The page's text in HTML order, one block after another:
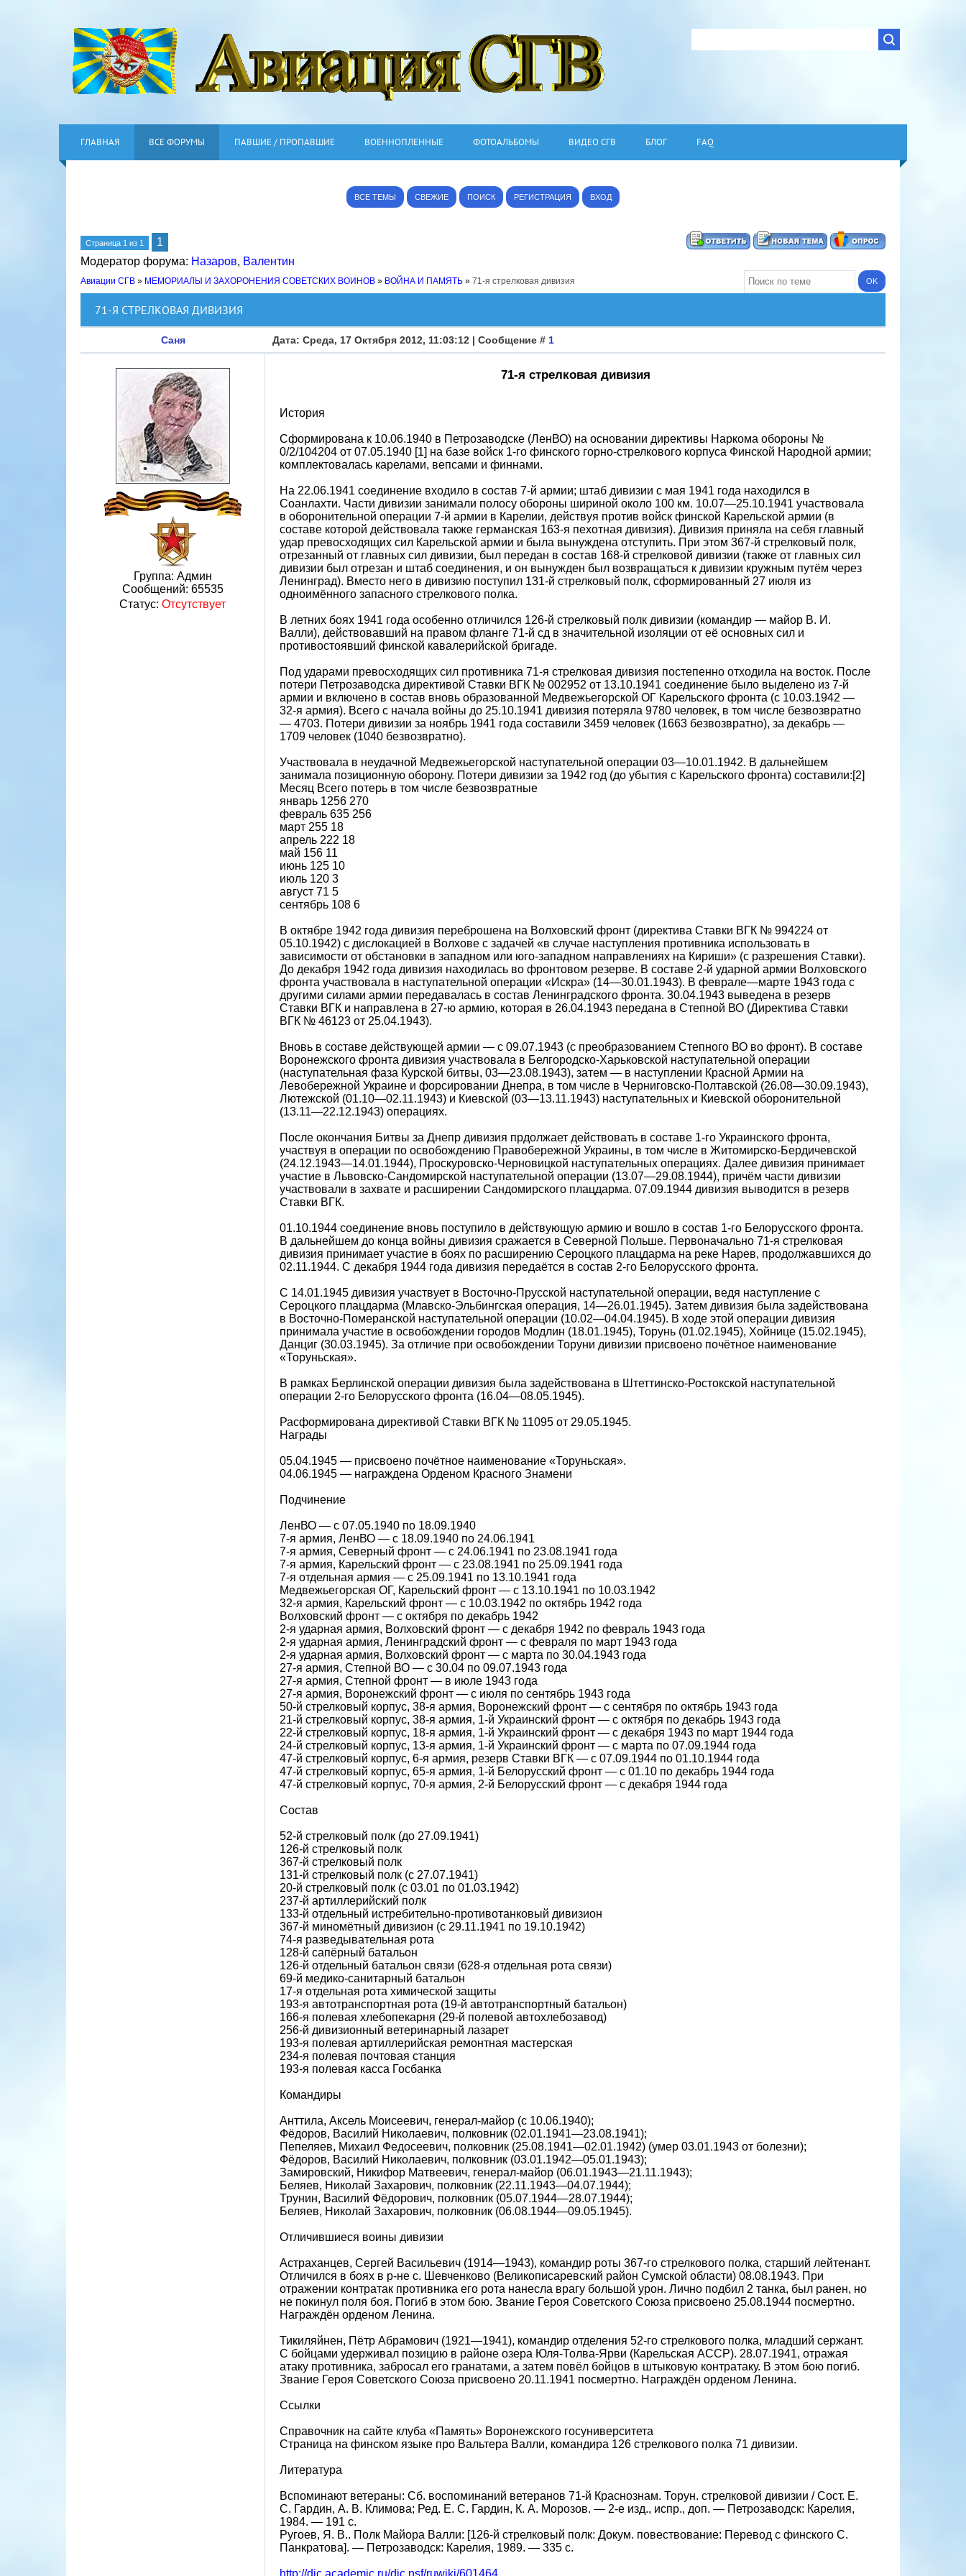
ГЛАВНАЯ ВСЕ ФОРУМЫ ПАВШИЕ / ПРОПАВШИЕ ВОЕННОПЛЕННЫЕ ФОТОАЛЬБОМЫ ВИДЕО СГВ БЛОГ FAQ
ВСЕ ТЕМЫ СВЕЖИЕ ПОИСК РЕГИСТРАЦИЯ ВХОД
Страница 1 из 1
1
Модератор форума: Назаров, Валентин
Авиации СГВ » МЕМОРИАЛЫ И ЗАХОРОНЕНИЯ СОВЕТСКИХ ВОИНОВ » ВОЙНА И ПАМЯТЬ » 71-я стрелковая дивизия
71-Я СТРЕЛКОВАЯ ДИВИЗИЯ
Саня Дата: Среда, 17 Октября 2012, 11:03:12 | Сообщение # 1
Группа: Админ
Сообщений: 65535
Статус: Отсутствует
71-я стрелковая дивизия
История
Сформирована к 10.06.1940 в Петрозаводске (ЛенВО) на основании директивы Наркома обороны №
0/2/104204 от 07.05.1940 [1] на базе войск 1-го финского горно-стрелкового корпуса Финской Народной армии;
комплектовалась карелами, вепсами и финнами.
На 22.06.1941 соединение входило в состав 7-й армии; штаб дивизии с мая 1941 года находился в
Соанлахти. Части дивизии занимали полосу обороны шириной около 100 км. 10.07—25.10.1941 участвовала
в оборонительной операции 7-й армии в Карелии, действуя против войск финской Карельской армии (в
составе которой действовала также германская 163-я пехотная дивизия). Дивизия приняла на себя главный
удар превосходящих сил Карельской армии и была вынуждена отступить. При этом 367-й стрелковый полк,
отрезанный от главных сил дивизии, был передан в состав 168-й стрелковой дивизии (также от главных сил
дивизии был отрезан и штаб соединения, и он вынужден был возвращаться к дивизии кружным путём через
Ленинград). Вместо него в дивизию поступил 131-й стрелковый полк, сформированный 27 июля из
одноимённого запасного стрелкового полка.
В летних боях 1941 года особенно отличился 126-й стрелковый полк дивизии (командир — майор В. И.
Валли), действовавший на правом фланге 71-й сд в значительной изоляции от её основных сил и
противостоявший финской кавалерийской бригаде.
Под ударами превосходящих сил противника 71-я стрелковая дивизия постепенно отходила на восток. После
потери Петрозаводска директивой Ставки ВГК № 002952 от 13.10.1941 соединение было выделено из 7-й
армии и включено в состав вновь образованной Медвежьегорской ОГ Карельского фронта (с 10.03.1942 —
32-я армия). Всего с начала войны до 25.10.1941 дивизия потеряла 9780 человек, в том числе безвозвратно
— 4703. Потери дивизии за ноябрь 1941 года составили 3459 человек (1663 безвозвратно), за декабрь —
1709 человек (1040 безвозвратно).
Участвовала в неудачной Медвежьегорской наступательной операции 03—10.01.1942. В дальнейшем
занимала позиционную оборону. Потери дивизии за 1942 год (до убытия с Карельского фронта) составили:[2]
Месяц Всего потерь в том числе безвозвратные
январь 1256 270
февраль 635 256
март 255 18
апрель 222 18
май 156 11
июнь 125 10
июль 120 3
август 71 5
сентябрь 108 6
В октябре 1942 года дивизия переброшена на Волховский фронт (директива Ставки ВГК № 994224 от
05.10.1942) с дислокацией в Волхове с задачей «в случае наступления противника использовать в
зависимости от обстановки в западном или юго-западном направлениях на Кириши» (с разрешения Ставки).
До декабря 1942 года дивизия находилась во фронтовом резерве. В составе 2-й ударной армии Волховского
фронта участвовала в наступательной операции «Искра» (14—30.01.1943). В феврале—марте 1943 года с
другими силами армии передавалась в состав Ленинградского фронта. 30.04.1943 выведена в резерв
Ставки ВГК и направлена в 27-ю армию, которая в 26.04.1943 передана в Степной ВО (Директива Ставки
ВГК № 46123 от 25.04.1943).
Вновь в составе действующей армии — с 09.07.1943 (с преобразованием Степного ВО во фронт). В составе
Воронежского фронта дивизия участвовала в Белгородско-Харьковской наступательной операции
(наступательная фаза Курской битвы, 03—23.08.1943), затем — в наступлении Красной Армии на
Левобережной Украине и форсировании Днепра, в том числе в Черниговско-Полтавской (26.08—30.09.1943),
Лютежской (01.10—02.11.1943) и Киевской (03—13.11.1943) наступательных и Киевской оборонительной
(13.11—22.12.1943) операциях.
После окончания Битвы за Днепр дивизия прдолжает действовать в составе 1-го Украинского фронта,
участвуя в операции по освобождению Правобережной Украины, в том числе в Житомирско-Бердичевской
(24.12.1943—14.01.1944), Проскуровско-Черновицкой наступательных операциях. Далее дивизия принимает
участие в Львовско-Сандомирской наступательной операции (13.07—29.08.1944), причём части дивизии
участвовали в захвате и расширении Сандомирского плацдарма. 07.09.1944 дивизия выводится в резерв
Ставки ВГК.
01.10.1944 соединение вновь поступило в действующую армию и вошло в состав 1-го Белорусского фронта.
В дальнейшем до конца войны дивизия сражается в Северной Польше. Первоначально 71-я стрелковая
дивизия принимает участие в боях по расширению Сероцкого плацдарма на реке Нарев, продолжавшихся до
02.11.1944. С декабря 1944 года дивизия передаётся в состав 2-го Белорусского фронта.
С 14.01.1945 дивизия участвует в Восточно-Прусской наступательной операции, ведя наступление с
Сероцкого плацдарма (Млавско-Эльбингская операция, 14—26.01.1945). Затем дивизия была задействована
в Восточно-Померанской наступательной операции (10.02—04.04.1945). В ходе этой операции дивизия
принимала участие в освобождении городов Модлин (18.01.1945), Торунь (01.02.1945), Хойнице (15.02.1945),
Данциг (30.03.1945). За отличие при освобождении Торуни дивизии присвоено почётное наименование
«Торуньская».
В рамках Берлинской операции дивизия была задействована в Штеттинско-Ростокской наступательной
операции 2-го Белорусского фронта (16.04—08.05.1945).
Расформирована директивой Ставки ВГК № 11095 от 29.05.1945.
Награды
05.04.1945 — присвоено почётное наименование «Торуньская».
04.06.1945 — награждена Орденом Красного Знамени
Подчинение
ЛенВО — с 07.05.1940 по 18.09.1940
7-я армия, ЛенВО — с 18.09.1940 по 24.06.1941
7-я армия, Северный фронт — с 24.06.1941 по 23.08.1941 года
7-я армия, Карельский фронт — с 23.08.1941 по 25.09.1941 года
7-я отдельная армия — с 25.09.1941 по 13.10.1941 года
Медвежьегорская ОГ, Карельский фронт — с 13.10.1941 по 10.03.1942
32-я армия, Карельский фронт — с 10.03.1942 по октябрь 1942 года
Волховский фронт — с октября по декабрь 1942
2-я ударная армия, Волховский фронт — с декабря 1942 по февраль 1943 года
2-я ударная армия, Ленинградский фронт — с февраля по март 1943 года
2-я ударная армия, Волховский фронт — с марта по 30.04.1943 года
27-я армия, Степной ВО — с 30.04 по 09.07.1943 года
27-я армия, Степной фронт — в июле 1943 года
27-я армия, Воронежский фронт — с июля по сентябрь 1943 года
50-й стрелковый корпус, 38-я армия, Воронежский фронт — с сентября по октябрь 1943 года
21-й стрелковый корпус, 38-я армия, 1-й Украинский фронт — с октября по декабрь 1943 года
22-й стрелковый корпус, 18-я армия, 1-й Украинский фронт — с декабря 1943 по март 1944 года
24-й стрелковый корпус, 13-я армия, 1-й Украинский фронт — с марта по 07.09.1944 года
47-й стрелковый корпус, 6-я армия, резерв Ставки ВГК — с 07.09.1944 по 01.10.1944 года
47-й стрелковый корпус, 65-я армия, 1-й Белорусский фронт — с 01.10 по декабрь 1944 года
47-й стрелковый корпус, 70-я армия, 2-й Белорусский фронт — с декабря 1944 года
Состав
52-й стрелковый полк (до 27.09.1941)
126-й стрелковый полк
367-й стрелковый полк
131-й стрелковый полк (с 27.07.1941)
20-й стрелковый полк (с 03.01 по 01.03.1942)
237-й артиллерийский полк
133-й отдельный истребительно-противотанковый дивизион
367-й миномётный дивизион (с 29.11.1941 по 19.10.1942)
74-я разведывательная рота
128-й сапёрный батальон
126-й отдельный батальон связи (628-я отдельная рота связи)
69-й медико-санитарный батальон
17-я отдельная рота химической защиты
193-я автотранспортная рота (19-й автотранспортный батальон)
166-я полевая хлебопекарня (29-й полевой автохлебозавод)
256-й дивизионный ветеринарный лазарет
193-я полевая артиллерийская ремонтная мастерская
234-я полевая почтовая станция
193-я полевая касса Госбанка
Командиры
Анттила, Аксель Моисеевич, генерал-майор (с 10.06.1940);
Фёдоров, Василий Николаевич, полковник (02.01.1941—23.08.1941);
Пепеляев, Михаил Федосеевич, полковник (25.08.1941—02.01.1942) (умер 03.01.1943 от болезни);
Фёдоров, Василий Николаевич, полковник (03.01.1942—05.01.1943);
Замировский, Никифор Матвеевич, генерал-майор (06.01.1943—21.11.1943);
Беляев, Николай Захарович, полковник (22.11.1943—04.07.1944);
Трунин, Василий Фёдорович, полковник (05.07.1944—28.07.1944);
Беляев, Николай Захарович, полковник (06.08.1944—09.05.1945).
Отличившиеся воины дивизии
Астраханцев, Сергей Васильевич (1914—1943), командир роты 367-го стрелкового полка, старший лейтенант.
Отличился в боях в р-не с. Шевченково (Великописаревский район Сумской области) 08.08.1943. При
отражении контратак противника его рота нанесла врагу большой урон. Лично подбил 2 танка, был ранен, но
не покинул поля боя. Погиб в этом бою. Звание Героя Советского Союза присвоено 25.08.1944 посмертно.
Награждён орденом Ленина.
Тикиляйнен, Пётр Абрамович (1921—1941), командир отделения 52-го стрелкового полка, младший сержант.
С бойцами удерживал позицию в районе озера Юля-Толва-Ярви (Карельская АССР). 28.07.1941, отражая
атаку противника, забросал его гранатами, а затем повёл бойцов в штыковую контратаку. В этом бою погиб.
Звание Героя Советского Союза присвоено 20.11.1941 посмертно. Награждён орденом Ленина.
Ссылки
Справочник на сайте клуба «Память» Воронежского госуниверситета
Страница на финском языке про Вальтера Валли, командира 126 стрелкового полка 71 дивизии.
Литература
Вспоминают ветераны: Сб. воспоминаний ветеранов 71-й Краснознам. Торун. стрелковой дивизии / Сост. Е.
С. Гардин, А. В. Климова; Ред. Е. С. Гардин, К. А. Морозов. — 2-е изд., испр., доп. — Петрозаводск: Карелия,
1984. — 191 с.
Ругоев, Я. В.. Полк Майора Валли: [126-й стрелковый полк: Докум. повествование: Перевод с финского С.
Панкратова]. — Петрозаводск: Карелия, 1989. — 335 с.
http://dic.academic.ru/dic.nsf/ruwiki/601464